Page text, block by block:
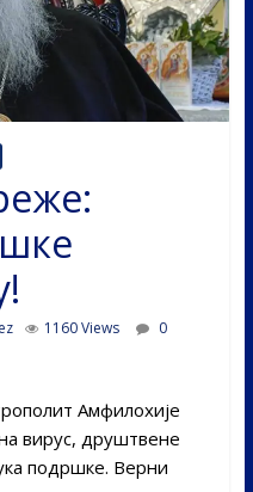
1160 Views
0
Амфилохије
вирус, друштвене
подршке. Верни